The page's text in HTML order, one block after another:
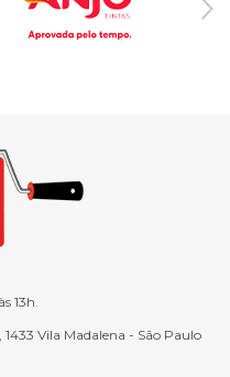
13h.
Vila Madalena - São Paulo